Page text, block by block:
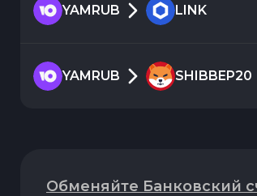
YAMRUB LINK
YAMRUB SHIBBEP20
Обменяйте Банковский